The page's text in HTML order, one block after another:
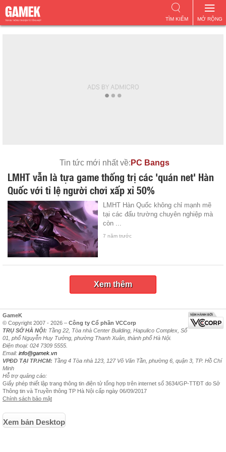
MỞ RỘNG
TÌM KIẾM
Tin tức mới nhất về: PC Bangs
LMHT vẫn là tựa game thống trị các 'quán net' Hàn
Quốc với tỉ lệ người chơi xấp xỉ 50%
LMHT Hàn Quốc không chỉ mạnh mẽ
tại các đấu trường chuyên nghiệp mà
còn ...
7 năm trước
Xem thêm
GameK
© Copyright 2007 - 2026 – Công ty Cổ phần VCCorp
TRỤ SỞ HÀ NỘI: Tầng 22, Tòa nhà Center Building, Hapulico Complex, Số
01, phố Nguyễn Huy Tưởng, phường Thanh Xuân, thành phố Hà Nội.
Điện thoại: 024 7309 5555.
Email: info@gamek.vn
VPĐD TẠI TP.HCM: Tầng 4 Tòa nhà 123, 127 Võ Văn Tần, phường 6, quận 3, TP. Hồ Chí
Minh
Hỗ trợ quảng cáo:
Giấy phép thiết lập trang thông tin điện tử tổng hợp trên internet số 3634/GP-TTĐT do Sở
Thông tin và Truyền thông TP Hà Nội cấp ngày 06/09/2017
Chính sách bảo mật
Xem bản Desktop